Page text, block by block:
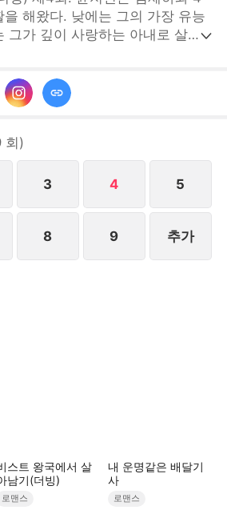
을 해왔다. 낮에는 그의 가장 유능
그가 깊이 사랑하는 아내로 살아
한다. 출장 가서도 그녀를 위해
고, 그녀를 회사 사무실까지 데려
. 그러던 중 영진 그룹의 후계자
게 호감을 느끼며 사랑이 싹트기
윤지연이 자신을 포기했다는 사실
회 )
3 4 5
8 9 추가
스트 왕국에서 살
남기(더빙)
로맨스
내 운명같은 배달기
사
로맨스